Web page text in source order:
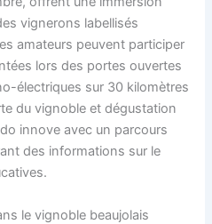
vignerons labellisés
amateurs peuvent participer
lors des portes ouvertes
électriques sur 30 kilomètres
du vignoble et dégustation
innove avec un parcours
des informations sur le
le vignoble beaujolais